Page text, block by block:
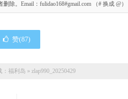
。Email：fulidao168#gmail.com （# 换成 @）
赞(87)
福利岛 » zlap990_20250429